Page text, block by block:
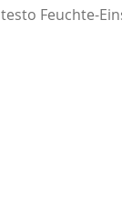
testo Feuchte-